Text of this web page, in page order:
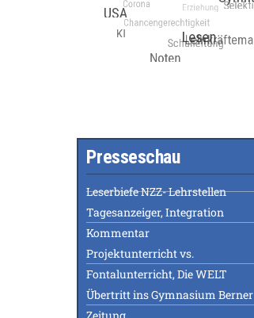
Presseschau
Leserbiefe NZZ- Lehrstellen
Tagesanzeiger, Integration
Kommentar
Projektunterricht vs.
Fontalunterricht, Die WELT
Übertritt ins Gymnasium Berner